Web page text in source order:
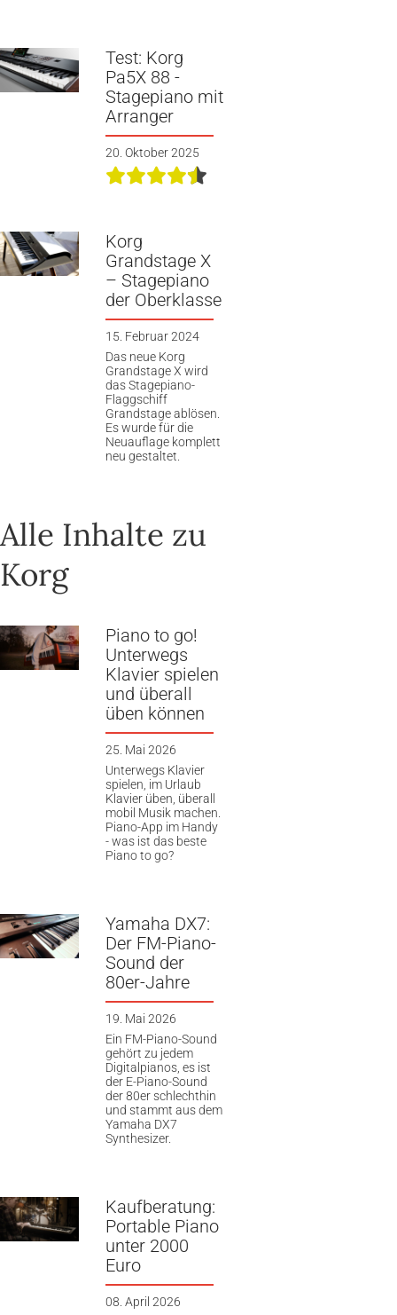
Test: Korg
Pa5X 88 -
Stagepiano mit
Arranger
20. Oktober 2025
Korg
Grandstage X
– Stagepiano
der Oberklasse
15. Februar 2024
Das neue Korg
Grandstage X wird
das Stagepiano-
Flaggschiff
Grandstage ablösen.
Es wurde für die
Neuauflage komplett
neu gestaltet.
Alle Inhalte zu
Korg
Piano to go!
Unterwegs
Klavier spielen
und überall
üben können
25. Mai 2026
Unterwegs Klavier
spielen, im Urlaub
Klavier üben, überall
mobil Musik machen.
Piano-App im Handy
- was ist das beste
Piano to go?
Yamaha DX7:
Der FM-Piano-
Sound der
80er-Jahre
19. Mai 2026
Ein FM-Piano-Sound
gehört zu jedem
Digitalpianos, es ist
der E-Piano-Sound
der 80er schlechthin
und stammt aus dem
Yamaha DX7
Synthesizer.
Kaufberatung:
Portable Piano
unter 2000
Euro
08. April 2026